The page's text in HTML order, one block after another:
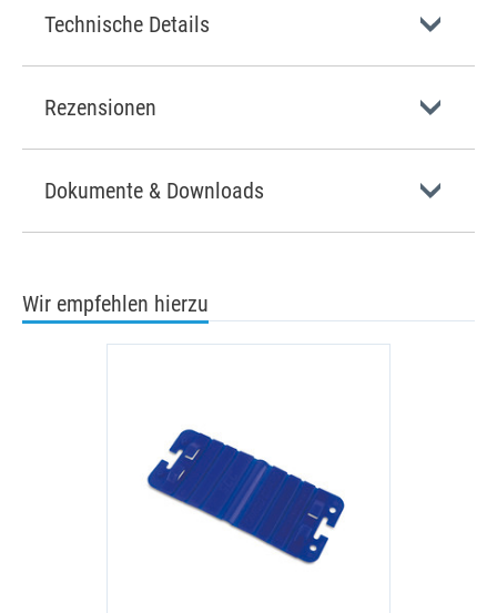
Technische Details
Rezensionen
Dokumente & Downloads
Wir empfehlen hierzu